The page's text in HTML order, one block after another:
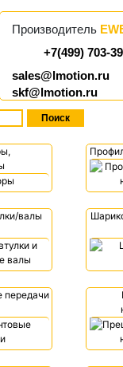
Производитель
+7(499) 703-
sales@lmotion.ru
skf@lmotion.ru
валы
передачи